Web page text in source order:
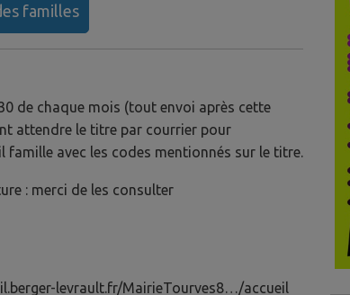
familles
de chaque mois (tout envoi après cette
attendre le titre par courrier pour
famille avec les codes mentionnés sur le titre.
: merci de les consulter
levrault.fr/MairieTourves8…/accueil